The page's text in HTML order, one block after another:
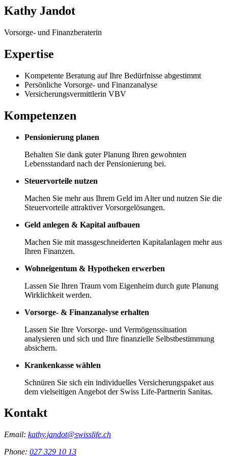
Kathy Jandot
Vorsorge- und Finanzberaterin
Expertise
Kompetente Beratung auf Ihre Bedürfnisse abgestimmt
Persönliche Vorsorge- und Finanzanalyse
Versicherungsvermittlerin VBV
Kompetenzen
Pensionierung planen
Behalten Sie dank guter Planung Ihren gewohnten
Lebensstandard nach der Pensionierung bei.
Steuervorteile nutzen
Machen Sie mehr aus Ihrem Geld im Alter und nutzen Sie die
Steuervorteile attraktiver Vorsorgelösungen.
Geld anlegen & Kapital aufbauen
Machen Sie mit massgeschneiderten Kapitalanlagen mehr aus
Ihren Finanzen.
Wohneigentum & Hypotheken erwerben
Lassen Sie Ihren Traum vom Eigenheim durch gute Planung
Wirklichkeit werden.
Vorsorge- & Finanzanalyse erhalten
Lassen Sie Ihre Vorsorge- und Vermögenssituation
analysieren und sich und Ihre finanzielle Selbstbestimmung
absichern.
Krankenkasse wählen
Schnüren Sie sich ein individuelles Versicherungspaket aus
dem vielseitigen Angebot der Swiss Life-Partnerin Sanitas.
Kontakt
Email: kathy.jandot@swisslife.ch
Phone: 027 329 10 13